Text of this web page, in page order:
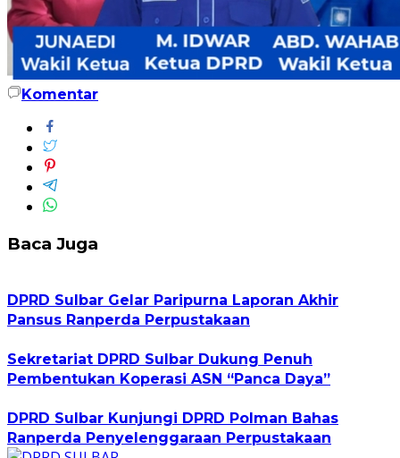
Komentar
Baca Juga
DPRD Sulbar Gelar Paripurna Laporan Akhir
Pansus Ranperda Perpustakaan
Sekretariat DPRD Sulbar Dukung Penuh
Pembentukan Koperasi ASN “Panca Daya”
DPRD Sulbar Kunjungi DPRD Polman Bahas
Ranperda Penyelenggaraan Perpustakaan